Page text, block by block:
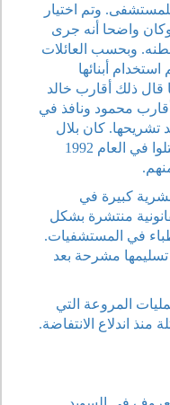
وتم اختيار
واضحا أنه جرى
وبحسب العائلات
أبنائها
قال ذلك أقارب خالد
محمود ونافذ في
تشريحها. كان بلال
غانم واحدا من بين 133 فلسطينيا قتلوا في العام 1992
كبيرة في
منتشرة بشكل
في المستشفيات.
مشرحة بعد
المروعة التي
منذ اندلاع الانتفاضة.